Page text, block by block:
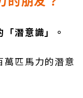
潛意識」。
萬匹馬力的潛意